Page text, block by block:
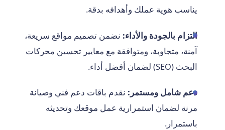
يناسب هوية عملك وأهدافه بدقة.
التزام بالجودة والأداء: نضمن تصميم مواقع سريعة،
آمنة، متجاوبة، ومتوافقة مع معايير تحسين محركات
البحث (SEO) لضمان أفضل أداء.
دعم شامل ومستمر: نقدم باقات دعم فني وصيانة
مرنة لضمان استمرارية عمل موقعك وتحديثه
باستمرار.